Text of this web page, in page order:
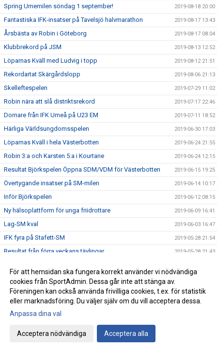
Spring Umemilen söndag 1 september! 2019-08-18 20:00
Fantastiska IFK-insatser på Tavelsjö halvmarathon 2019-08-17 13:43
Årsbästa av Robin i Göteborg 2019-08-17 08:04
Klubbrekord på JSM 2019-08-13 12:52
Löparnas Kväll med Ludvig i topp 2019-08-12 21:51
Rekordartat Skärgårdslopp 2019-08-06 21:13
Skelleftespelen 2019-07-29 11:02
Robin nära att slå distriktsrekord 2019-07-17 22:46
Domare från IFK Umeå på U23 EM 2019-07-11 18:52
Härliga Världsungdomsspelen 2019-06-30 17:03
Löparnas Kväll i hela Västerbotten 2019-06-24 21:55
Robin 3:a och Karsten 5:a i Kourtane 2019-06-24 12:15
Resultat Björkspelen Öppna SDM/VDM för Västerbotten 2019-06-15 19:25
Övertygande insatser på SM-milen 2019-06-14 10:17
Inför Björkspelen 2019-06-12 08:15
Ny hälsoplattform för unga friidrottare 2019-06-09 16:41
Lag-SM kval 2019-06-03 16:47
IFK fyra på Stafett-SM 2019-05-28 21:54
Resultat från förra veckans tävlingar 2019-05-28 21:43
IFK ungdomar till finalen
IFK succé på Göteborgsvarvet 2019-05-18 18:05
Sverige på fötter! 23 maj
Karsten Meier presenterade sig på Kungsholmen Runt
Vi söker en friidrottstränare!
För att hemsidan ska fungera korrekt använder vi nödvändiga
cookies från SportAdmin. Dessa går inte att stänga av.
Föreningen kan också använda frivilliga cookies, t.ex. för statistik
eller marknadsföring. Du väljer själv om du vill acceptera dessa.
Anpassa dina val
Acceptera nödvändiga Acceptera alla